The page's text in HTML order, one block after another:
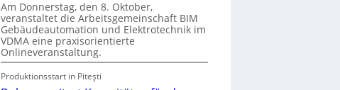
Am Donnerstag, den 8. Oktober,
veranstaltet die Arbeitsgemeinschaft BIM
Gebäudeautomation und Elektrotechnik im
VDMA eine praxisorientierte
Onlineveranstaltung.
Produktionsstart in Piteşti